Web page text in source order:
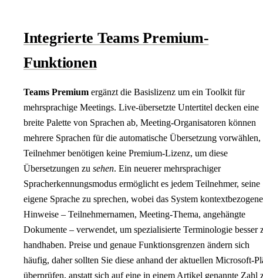
Integrierte Teams Premium-
Funktionen
Teams Premium ergänzt die Basislizenz um ein Toolkit für
mehrsprachige Meetings. Live-übersetzte Untertitel decken eine
breite Palette von Sprachen ab, Meeting-Organisatoren können
mehrere Sprachen für die automatische Übersetzung vorwählen,
Teilnehmer benötigen keine Premium-Lizenz, um diese
Übersetzungen zu sehen. Ein neuerer mehrsprachiger
Spracherkennungsmodus ermöglicht es jedem Teilnehmer, seine
eigene Sprache zu sprechen, wobei das System kontextbezogene
Hinweise – Teilnehmernamen, Meeting-Thema, angehängte
Dokumente – verwendet, um spezialisierte Terminologie besser
handhaben. Preise und genaue Funktionsgrenzen ändern sich
häufig, daher sollten Sie diese anhand der aktuellen Microsoft-
überprüfen, anstatt sich auf eine in einem Artikel genannte Zahl